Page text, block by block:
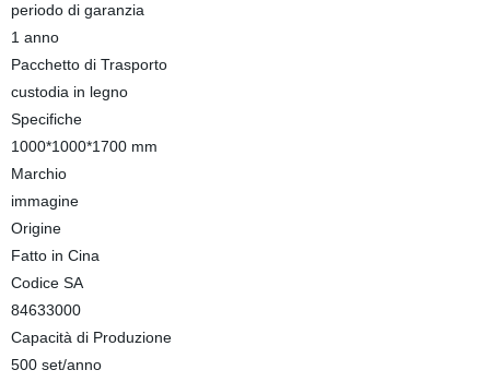
periodo di garanzia
1 anno
Pacchetto di Trasporto
custodia in legno
Specifiche
1000*1000*1700 mm
Marchio
immagine
Origine
Fatto in Cina
Codice SA
84633000
Capacità di Produzione
500 set/anno